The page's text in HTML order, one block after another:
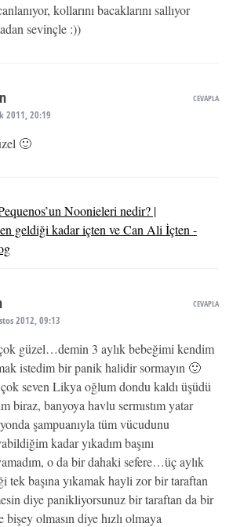
kollarını bacaklarını sallıyor
sevinçle :))
2011, 20:19
🙂
CEVAPLA
Noonieleri nedir? |
geldiği kadar içten ve Can Ali İçten -
2012, 09:13
güzel…demin 3 aylık bebeğimi kendim
istedim bir panik halidir sormayın 🙂
seven Likya oğlum dondu kaldı üşüdü
biraz, banyoya havlu sermıstım yatar
şampuanıyla tüm vücudunu
kadar yıkadım başını
o da bir dahaki sefere…üç aylık
tek başına yıkamak hayli zor bir taraftan
diye panikliyorsunuz bir taraftan da bir
bişey olmasın diye hızlı olmaya
CEVAPLA